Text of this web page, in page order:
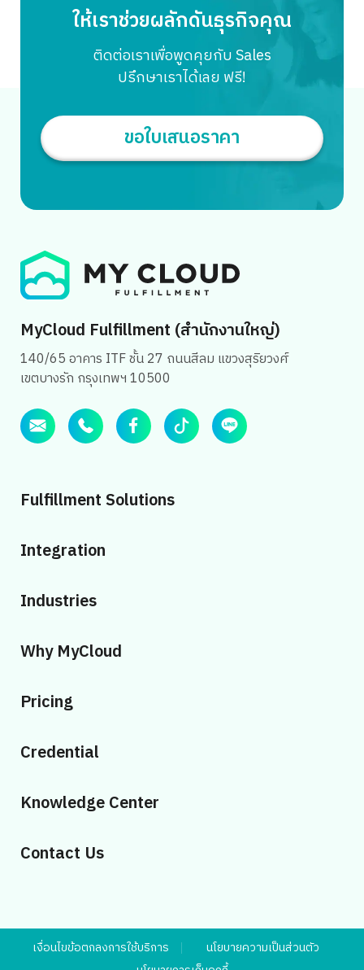
ตัดสินความขัดแย้งระหว่างผู้ซื้อและผู้ขาย ซึ่งจะเกิดขึ้นเมื่อลูกค้า
กดยื่นคำร้องขอคืนเงิน/คืนสินค้า แต่ร้านค้ากด ‘ปฏิเสธ’ คำร้อง
นั้น ข้อพิพาท Shopee เกิดขึ้นตอนไหนบ้าง? อยากชนะข้อพิพาท
Shopee ต้องใช้อะไรบ้าง? สิ่งสำคัญที่สุดที่จะทำให้ร้านค้าชนะ
ข้อพิพาทคือ “หลักฐานที่ไม่สามารถโต้แย้งได้” เช่น วิดีโอตอน
แกะกล่อง, วิดีโอตอนแพ็กของ, ภาพถ่ายสินค้า 5 ขั้นตอนยื่น
หลักฐานให้ “ชนะใสๆ” […]
ให้เราช่วยผลักดันธุรกิจคุณ
ติดต่อเราเพื่อพูดคุยกับ Sales
ปรึกษาเราได้เลย ฟรี!
ขอใบเสนอราคา
MyCloud Fulfillment (สำนักงานใหญ่)
140/65 อาคาร ITF ชั้น 27 ถนนสีลม แขวงสุริยวงศ์
เขตบางรัก กรุงเทพฯ 10500
Fulfillment Solutions
Integration
Industries
Why MyCloud
Pricing
Credential
Knowledge Center
Contact Us
เงื่อนไขข้อตกลงการใช้บริการ
นโยบายความเป็นส่วนตัว